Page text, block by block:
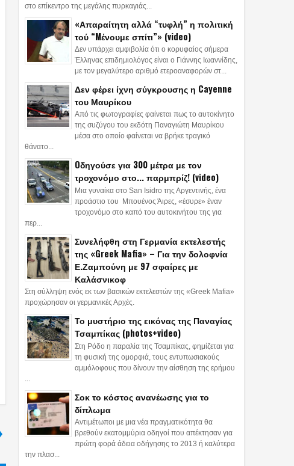
στο επίκεντρο της μεγάλης πυρκαγιάς...
«Απαραίτητη αλλά “τυφλή” η πολιτική
τού “Mένουμε σπίτι”» (video)
Δεν υπάρχει αμφιβολία ότι ο κορυφαίος σήμερα
Έλληνας επιδημιολόγος είναι ο Γιάννης Ιωαννίδης,
με τον μεγαλύτερο αριθμό ετεροαναφορών στ...
Δεν φέρει ίχνη σύγκρουσης η Cayenne
του Μαυρίκου
Από τις φωτογραφίες φαίνεται πως το αυτοκίνητο
της συζύγου του εκδότη Παναγιώτη Μαυρίκου
μέσα στο οποίο φαίνεται να βρήκε τραγικό
θάνατο...
Oδηγούσε για 300 μέτρα με τον
τροχονόμο στο... παρμπρίζ! (video)
Μια γυναίκα στο San Isidro της Αργεντινής, ένα
προάστιο του Μπουένος Άιρες, «έσυρε» έναν
τροχονόμο στο καπό του αυτοκινήτου της για
περ...
Συνελήφθη στη Γερμανία εκτελεστής
της «Greek Mafia» – Για την δολοφνία
Ε.Ζαμπούνη με 97 σφαίρες με
Καλάσνικοφ
Στη σύλληψη ενός εκ των βασικών εκτελεστών της «Greek Mafia»
προχώρησαν οι γερμανικές Αρχές.
Το μυστήριο της εικόνας της Παναγίας
Τσαμπίκας (photos+video)
Στη Ρόδο η παραλία της Τσαμπίκας, φημίζεται για
τη φυσική της ομορφιά, τους εντυπωσιακούς
αμμόλοφους που δίνουν την αίσθηση της ερήμου
Σοκ το κόστος ανανέωσης για το
δίπλωμα
Αντιμέτωποι με μια νέα πραγματικότητα θα
βρεθούν εκατομμύρια οδηγοί που απέκτησαν για
πρώτη φορά άδεια οδήγησης το 2013 ή καλύτερα
την πλασ...